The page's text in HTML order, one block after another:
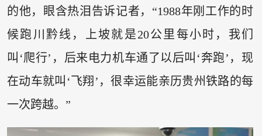
的他，眼含热泪告诉记者，“1988年刚工作的时
候跑川黔线，上坡就是20公里每小时，我们
叫‘爬行’，后来电力机车通了以后叫‘奔跑’，现
在动车就叫‘飞翔’，很幸运能亲历贵州铁路的每
一次跨越。”